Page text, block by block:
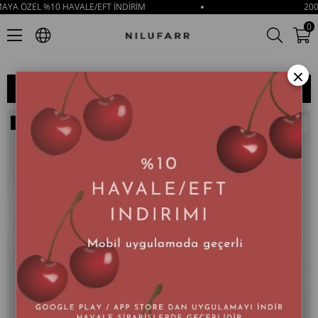
2000₺ VE ÜZERİ ÜCRETSİZ KARGO
0
Nilufarr
Nilufarr
FILTRELEME
SIRALAMA
Ürün
Bedava
Kargo
×